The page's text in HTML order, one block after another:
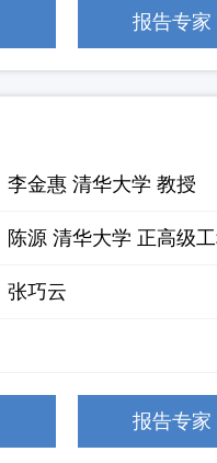
报告专家
李金惠 清华大学 教授
陈源 清华大学 正高级
张巧云
报告专家